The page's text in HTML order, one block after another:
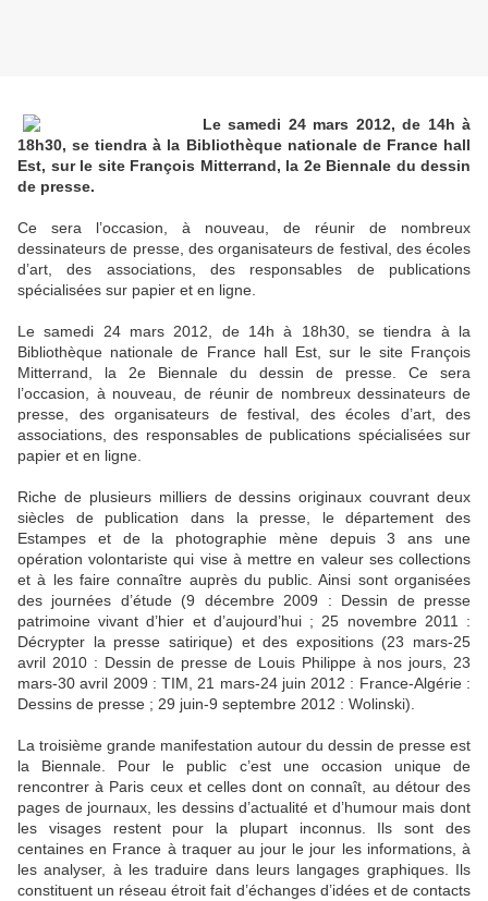
Le samedi 24 mars 2012, de 14h à
18h30, se tiendra à la Bibliothèque nationale de France hall
Est, sur le site François Mitterrand, la 2e Biennale du dessin
de presse.
Ce sera l’occasion, à nouveau, de réunir de nombreux
dessinateurs de presse, des organisateurs de festival, des écoles
d’art, des associations, des responsables de publications
spécialisées sur papier et en ligne.
Le samedi 24 mars 2012, de 14h à 18h30, se tiendra à la
Bibliothèque nationale de France hall Est, sur le site François
Mitterrand, la 2e Biennale du dessin de presse. Ce sera
l’occasion, à nouveau, de réunir de nombreux dessinateurs de
presse, des organisateurs de festival, des écoles d’art, des
associations, des responsables de publications spécialisées sur
papier et en ligne.
Riche de plusieurs milliers de dessins originaux couvrant deux
siècles de publication dans la presse, le département des
Estampes et de la photographie mène depuis 3 ans une
opération volontariste qui vise à mettre en valeur ses collections
et à les faire connaître auprès du public. Ainsi sont organisées
des journées d’étude (9 décembre 2009 : Dessin de presse
patrimoine vivant d’hier et d’aujourd’hui ; 25 novembre 2011 :
Décrypter la presse satirique) et des expositions (23 mars-25
avril 2010 : Dessin de presse de Louis Philippe à nos jours, 23
mars-30 avril 2009 : TIM, 21 mars-24 juin 2012 : France-Algérie :
Dessins de presse ; 29 juin-9 septembre 2012 : Wolinski).
La troisième grande manifestation autour du dessin de presse est
la Biennale. Pour le public c’est une occasion unique de
rencontrer à Paris ceux et celles dont on connaît, au détour des
pages de journaux, les dessins d’actualité et d’humour mais dont
les visages restent pour la plupart inconnus. Ils sont des
centaines en France à traquer au jour le jour les informations, à
les analyser, à les traduire dans leurs langages graphiques. Ils
constituent un réseau étroit fait d’échanges d’idées et de contacts